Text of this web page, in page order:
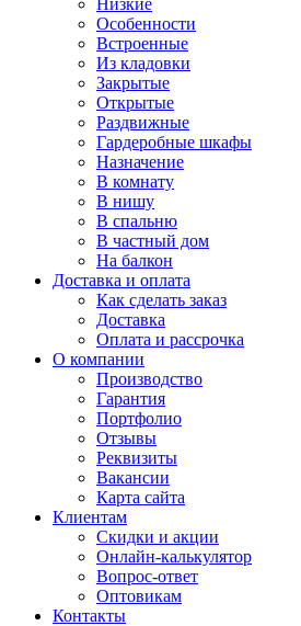
Низкие
Особенности
Встроенные
Из кладовки
Закрытые
Открытые
Раздвижные
Гардеробные шкафы
Назначение
В комнату
В нишу
В спальню
В частный дом
На балкон
Доставка и оплата
Как сделать заказ
Доставка
Оплата и рассрочка
О компании
Производство
Гарантия
Портфолио
Отзывы
Реквизиты
Вакансии
Карта сайта
Клиентам
Скидки и акции
Онлайн-калькулятор
Вопрос-ответ
Оптовикам
Контакты